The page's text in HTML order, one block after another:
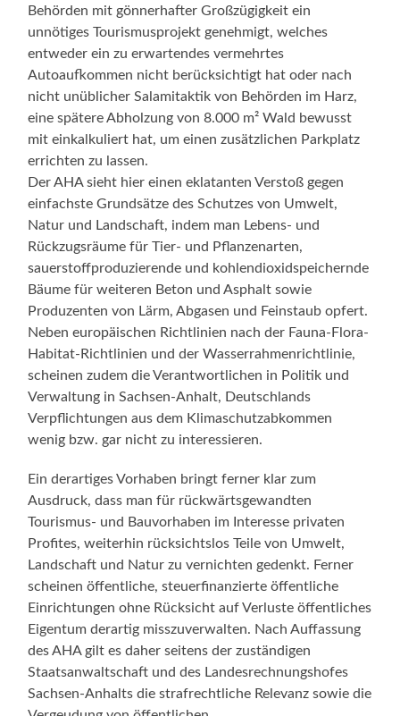
Behörden mit gönnerhafter Großzügigkeit ein
unnötiges Tourismusprojekt genehmigt, welches
entweder ein zu erwartendes vermehrtes
Autoaufkommen nicht berücksichtigt hat oder nach
nicht unüblicher Salamitaktik von Behörden im Harz,
eine spätere Abholzung von 8.000 m² Wald bewusst
mit einkalkuliert hat, um einen zusätzlichen Parkplatz
errichten zu lassen.
Der AHA sieht hier einen eklatanten Verstoß gegen
einfachste Grundsätze des Schutzes von Umwelt,
Natur und Landschaft, indem man Lebens- und
Rückzugsräume für Tier- und Pflanzenarten,
sauerstoffproduzierende und kohlendioxidspeichernde
Bäume für weiteren Beton und Asphalt sowie
Produzenten von Lärm, Abgasen und Feinstaub opfert.
Neben europäischen Richtlinien nach der Fauna-Flora-
Habitat-Richtlinien und der Wasserrahmenrichtlinie,
scheinen zudem die Verantwortlichen in Politik und
Verwaltung in Sachsen-Anhalt, Deutschlands
Verpflichtungen aus dem Klimaschutzabkommen
wenig bzw. gar nicht zu interessieren.
Ein derartiges Vorhaben bringt ferner klar zum
Ausdruck, dass man für rückwärtsgewandten
Tourismus- und Bauvorhaben im Interesse privaten
Profites, weiterhin rücksichtslos Teile von Umwelt,
Landschaft und Natur zu vernichten gedenkt. Ferner
scheinen öffentliche, steuerfinanzierte öffentliche
Einrichtungen ohne Rücksicht auf Verluste öffentliches
Eigentum derartig misszuverwalten. Nach Auffassung
des AHA gilt es daher seitens der zuständigen
Staatsanwaltschaft und des Landesrechnungshofes
Sachsen-Anhalts die strafrechtliche Relevanz sowie die